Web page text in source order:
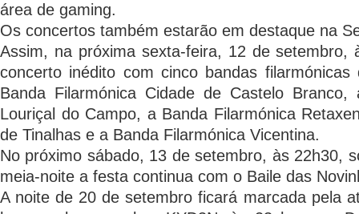
área de gaming.
Os concertos também estarão em destaque na
Assim, na próxima sexta-feira, 12 de setembro,
concerto inédito com cinco bandas
Banda Filarmónica Cidade de Castelo
Louriçal do Campo, a Banda Filarmónica
de Tinalhas e a Banda Filarmónica Vicentina.
No próximo sábado, 13 de setembro, às 22h30,
meia-noite a festa continua com o Baile das
A noite de 20 de setembro ficará marcada pela